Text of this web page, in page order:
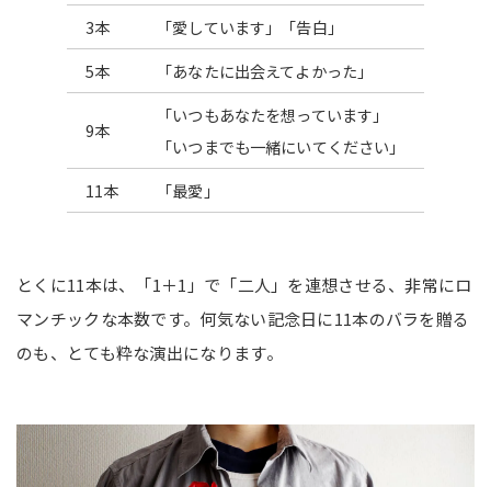
3本
「愛しています」「告白」
5本
「あなたに出会えてよかった」
9本
「いつもあなたを想っています」
「いつまでも一緒にいてください」
11本
「最愛」
とくに11本は、「1＋1」で「二人」を連想させる、非常にロ
マンチックな本数です。何気ない記念日に11本のバラを贈る
のも、とても粋な演出になります。